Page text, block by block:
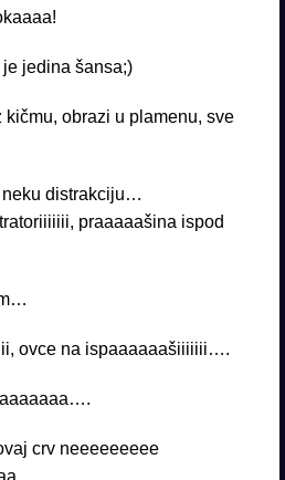
jedina šansa;)
obrazi u plamenu, sve
distrakciju…
praaaaašina ispod
ovce na ispaaaaaašiiiiiii….
crv neeeeeeeee